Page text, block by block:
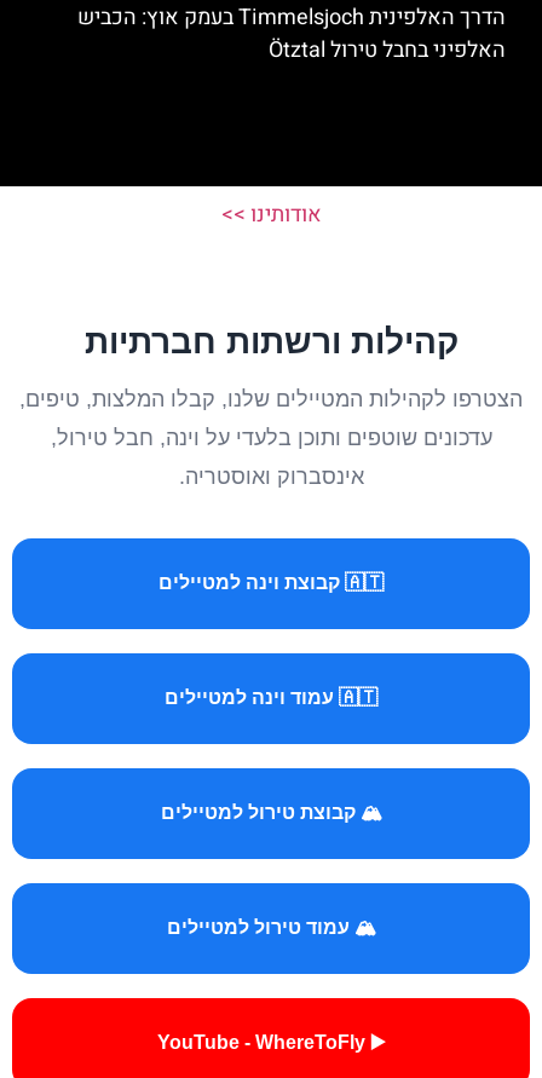
הדרך האלפינית Timmelsjoch בעמק אוץ: הכביש
האלפיני בחבל טירול Ötztal
אודותינו >>
קהילות ורשתות חברתיות
הצטרפו לקהילות המטיילים שלנו, קבלו המלצות, טיפים,
עדכונים שוטפים ותוכן בלעדי על וינה, חבל טירול,
אינסברוק ואוסטריה.
🇦🇹 קבוצת וינה למטיילים
🇦🇹 עמוד וינה למטיילים
🏔️ קבוצת טירול למטיילים
🏔️ עמוד טירול למטיילים
▶️ YouTube - WhereToFly